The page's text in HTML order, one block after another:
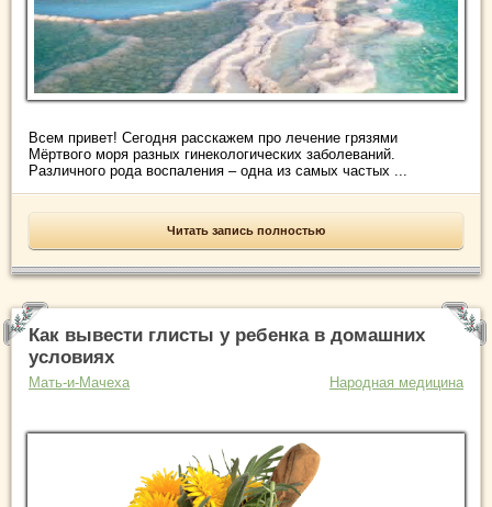
Всем привет! Сегодня расскажем про лечение грязями
Мёртвого моря разных гинекологических заболеваний.
Различного рода воспаления – одна из самых частых ...
Читать запись полностью
Как вывести глисты у ребенка в домашних
условиях
Мать-и-Мачеха Народная медицина